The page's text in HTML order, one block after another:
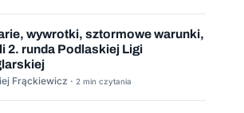
wywrotki, sztormowe warunki,
2. runda Podlaskiej Ligi
Frąckiewicz · 2 min czytania